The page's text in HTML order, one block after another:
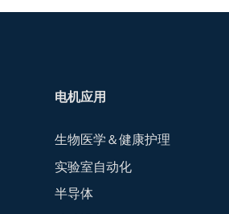
电机应用
生物医学＆健康护理
实验室自动化
半导体